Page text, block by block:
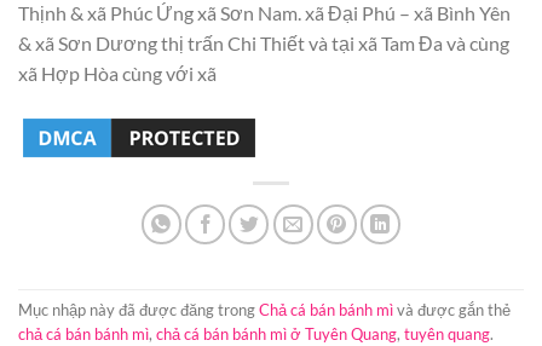
Thịnh & xã Phúc Ứng xã Sơn Nam. xã Đại Phú – xã Bình Yên
& xã Sơn Dương thị trấn Chi Thiết và tại xã Tam Đa và cùng
xã Hợp Hòa cùng với xã
Mục nhập này đã được đăng trongChả cá bán bánh mìvà được gắn thẻ
chả cá bán bánh mì, chả cá bán bánh mì ở Tuyên Quang, tuyên quang.